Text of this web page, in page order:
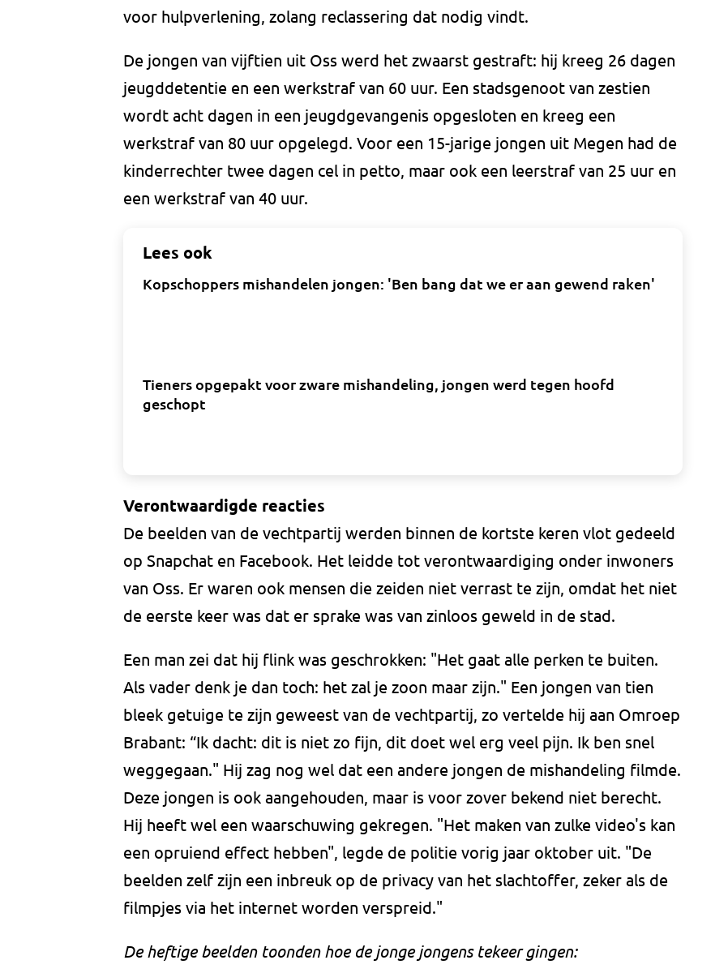
voor hulpverlening, zolang reclassering dat nodig vindt.
De jongen van vijftien uit Oss werd het zwaarst gestraft: hij kreeg 26 dagen
jeugddetentie en een werkstraf van 60 uur. Een stadsgenoot van zestien
wordt acht dagen in een jeugdgevangenis opgesloten en kreeg een
werkstraf van 80 uur opgelegd. Voor een 15-jarige jongen uit Megen had de
kinderrechter twee dagen cel in petto, maar ook een leerstraf van 25 uur en
een werkstraf van 40 uur.
Lees ook
Kopschoppers mishandelen jongen: 'Ben bang dat we er aan gewend raken'
Tieners opgepakt voor zware mishandeling, jongen werd tegen hoofd
geschopt
Verontwaardigde reacties
De beelden van de vechtpartij werden binnen de kortste keren vlot gedeeld
op Snapchat en Facebook. Het leidde tot verontwaardiging onder inwoners
van Oss. Er waren ook mensen die zeiden niet verrast te zijn, omdat het niet
de eerste keer was dat er sprake was van zinloos geweld in de stad.
Een man zei dat hij flink was geschrokken: "Het gaat alle perken te buiten.
Als vader denk je dan toch: het zal je zoon maar zijn." Een jongen van tien
bleek getuige te zijn geweest van de vechtpartij, zo vertelde hij aan Omroep
Brabant: “Ik dacht: dit is niet zo fijn, dit doet wel erg veel pijn. Ik ben snel
weggegaan." Hij zag nog wel dat een andere jongen de mishandeling filmde.
Deze jongen is ook aangehouden, maar is voor zover bekend niet berecht.
Hij heeft wel een waarschuwing gekregen. "Het maken van zulke video's kan
een opruiend effect hebben", legde de politie vorig jaar oktober uit. "De
beelden zelf zijn een inbreuk op de privacy van het slachtoffer, zeker als de
filmpjes via het internet worden verspreid."
De heftige beelden toonden hoe de jonge jongens tekeer gingen: